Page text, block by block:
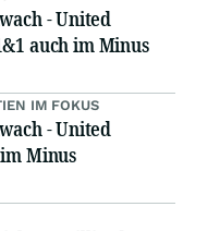
United
auch im Minus
IM FOKUS
United
Minus